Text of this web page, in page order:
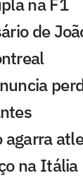
de
agarra
na Itália